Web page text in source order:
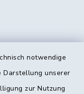
notwendige
Darstellung unserer
zur Nutzung